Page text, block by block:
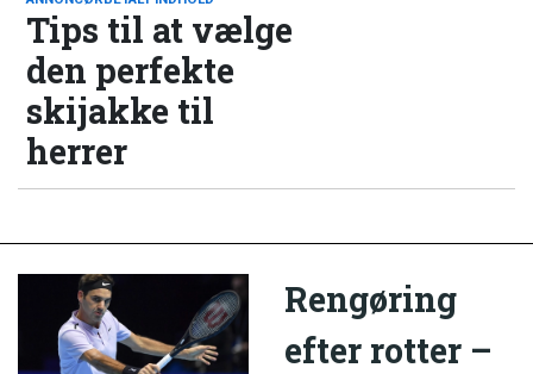
Tips til at vælge
den perfekte
skijakke til
herrer
Rengøring
efter rotter –